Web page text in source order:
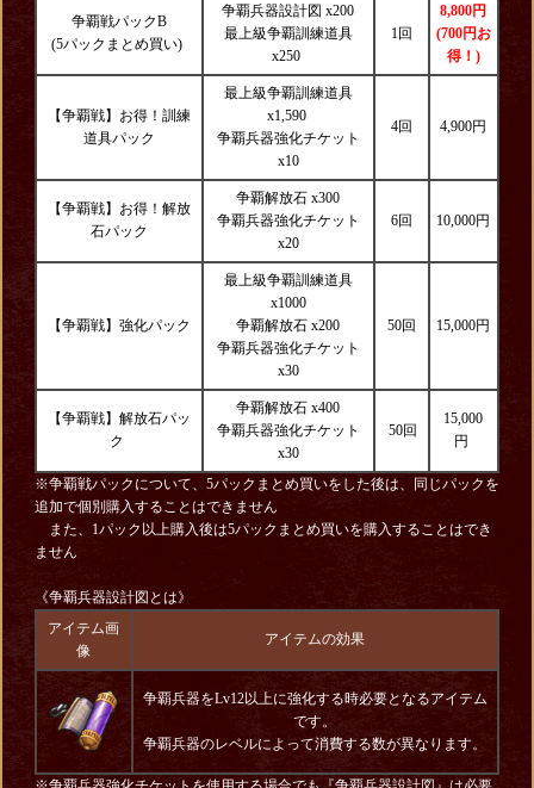
争覇戦パックB
(5パックまとめ買い)
争覇兵器設計図 x200
最上級争覇訓練道具
x250
1回
8,800円
(700円お
得！)
【争覇戦】お得！訓練
道具パック
最上級争覇訓練道具
x1,590
争覇兵器強化チケット
x10
4回 4,900円
【争覇戦】お得！解放
石パック
争覇解放石 x300
争覇兵器強化チケット
x20
6回 10,000円
【争覇戦】強化パック
最上級争覇訓練道具
x1000
争覇解放石 x200
争覇兵器強化チケット
x30
50回 15,000円
【争覇戦】解放石パッ
ク
争覇解放石 x400
争覇兵器強化チケット
x30
50回
15,000
円
※争覇戦パックについて、5パックまとめ買いをした後は、同じパックを
追加で個別購入することはできません
また、1パック以上購入後は5パックまとめ買いを購入することはでき
ません
《争覇兵器設計図とは》
アイテム画
像
アイテムの効果
争覇兵器をLv12以上に強化する時必要となるアイテム
です。
争覇兵器のレベルによって消費する数が異なります。